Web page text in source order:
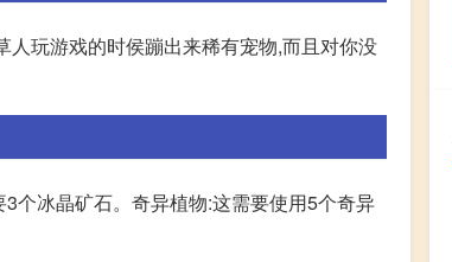
玩游戏的时侯蹦出来稀有宠物,而且对你没
个冰晶矿石。奇异植物:这需要使用5个奇异